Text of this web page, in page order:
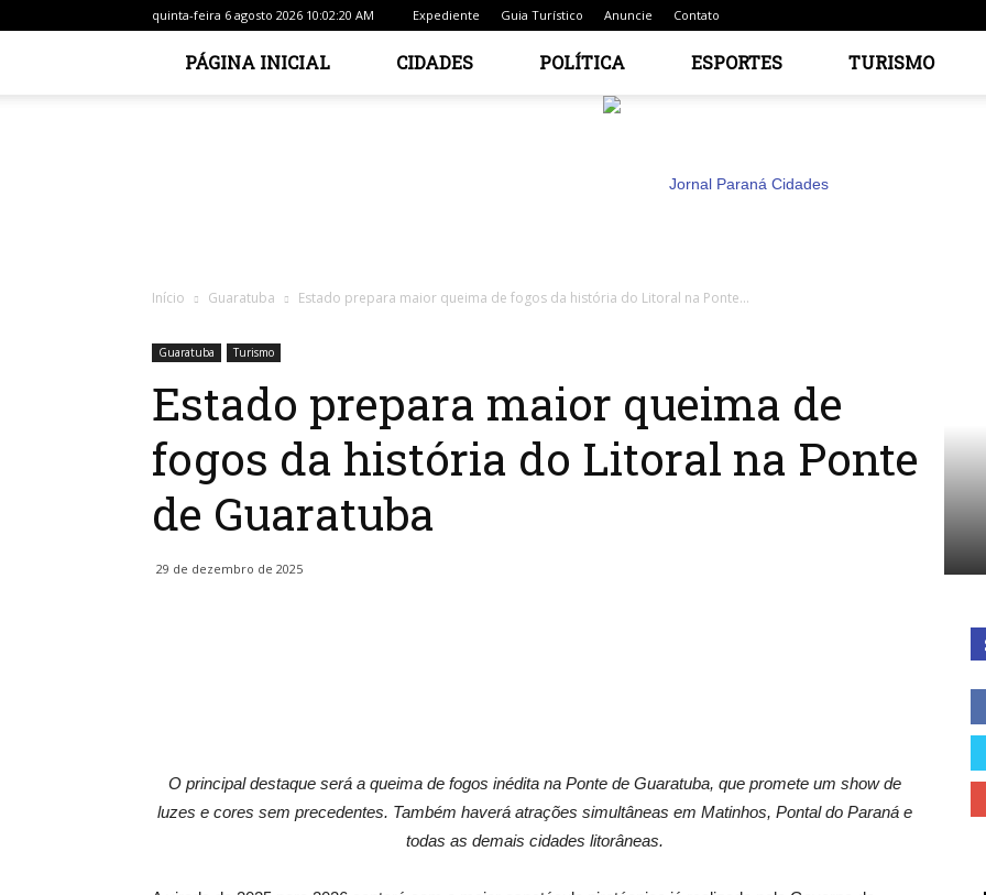
quinta-feira 6 agosto 2026 10:02:20 AM Expediente Guia Turístico Anuncie Contato
PÁGINA INICIAL CIDADES POLÍTICA ESPORTES TURISMO
Paraná
Início Guaratuba Estado prepara maior queima de fogos da história do Litoral na Ponte...
Guaratuba Turismo
Estado prepara maior queima de
fogos da história do Litoral na Ponte
de Guaratuba
29 de dezembro de 2025
O principal destaque será a queima de fogos inédita na Ponte de Guaratuba, que promete um show de
luzes e cores sem precedentes. Também haverá atrações simultâneas em Matinhos, Pontal do Paraná e
todas as demais cidades litorâneas.